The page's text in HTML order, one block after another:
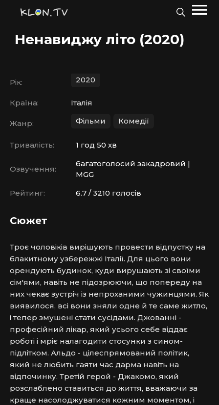
Ненавиджу літо (2020)
Рік: 2020
Країна: Італія
Жанр: Фільми Комедії
Тривалість: 1 год 50 хв
Озвучення:
багатоголосий закадровий |
MGG
Рейтинг:
6.7 / 3210 голосів
Сюжет
Троє чоловіків вирішують провести відпустку на
блакитному узбережжі Італії. Для цього вони
орендують будинок, куди вирушають зі своїми
сім'ями, навіть не підозрюючи, що попереду на
них чекає зустріч із непроханими чужинцями. Як
виявилося, всі вони зняли одне й те саме житло,
і тепер змушені стати сусідами. Джованні -
професійний лікар, який усього себе віддає
роботі і мріє налагодити стосунки з сином-
підлітком. Альдо - цілеспрямований політик,
який не любить гаяти час дарма навіть на
відпочинку. Третій герой - Джакомо, який
розслаблено ставиться до життя, вважаючи за
краще насолоджуватися кожним моментом, і